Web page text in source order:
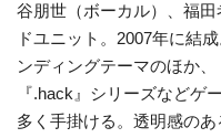
谷朋世（ボーカル）、福
ドユニット。2007年に結
ンディングテーマのほか、
『.hack』シリーズなどゲ
多く手掛ける。透明感の